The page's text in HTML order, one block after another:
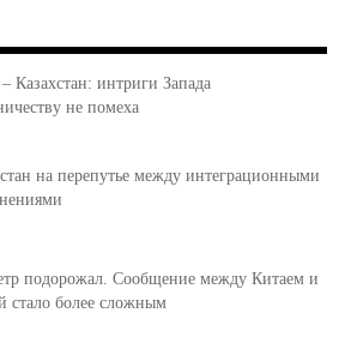
Казахстан: интриги Запада
не помеха
на перепутье между интеграционными
подорожал. Сообщение между Китаем и
стало более сложным